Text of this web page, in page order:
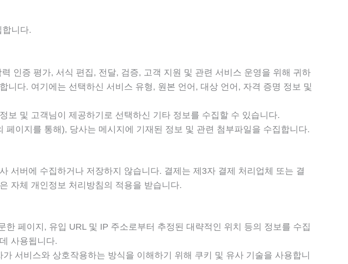
니다.
인증 평가, 서식 편집, 전달, 검증, 고객 지원 및 관련 서비스 운영을 위해 귀하
다. 여기에는 선택하신 서비스 유형, 원본 언어, 대상 언어, 자격 증명 정보 및
보 및 고객님이 제공하기로 선택하신 기타 정보를 수집할 수 있습니다.
이지를 통해), 당사는 메시지에 기재된 정보 및 관련 첨부파일을 수집합니다.
서버에 수집하거나 저장하지 않습니다. 결제는 제3자 결제 처리업체 또는 결
자체 개인정보 처리방침의 적용을 받습니다.
페이지, 유입 URL 및 IP 주소로부터 추정된 대략적인 위치 등의 정보를 수집
사용됩니다.
서비스와 상호작용하는 방식을 이해하기 위해 쿠키 및 유사 기술을 사용합니